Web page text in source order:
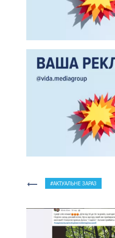
АКТУАЛЬНЕ ЗАРАЗ